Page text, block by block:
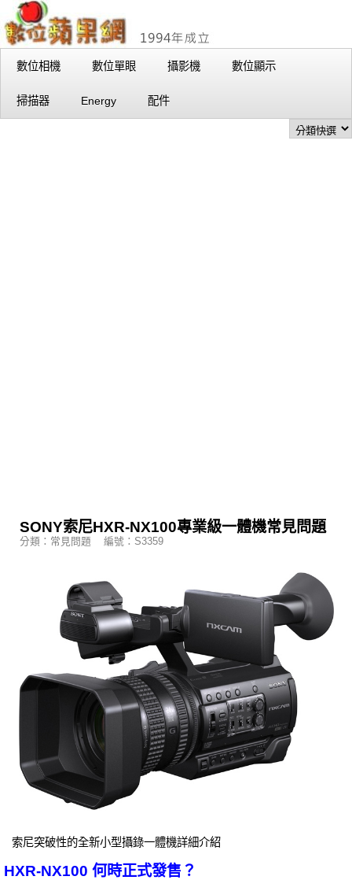
數位相機 數位單眼 攝影機 數位顯示
掃描器 Energy 配件
SONY索尼HXR-NX100專業級一體機常見問題
分類：常見問題 編號：S3359
索尼突破性的全新小型攝錄一體機詳細介紹
HXR-NX100 何時正式發售？